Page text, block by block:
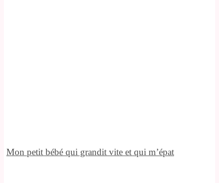
Mon petit bébé qui grandit vite et qui m’épat